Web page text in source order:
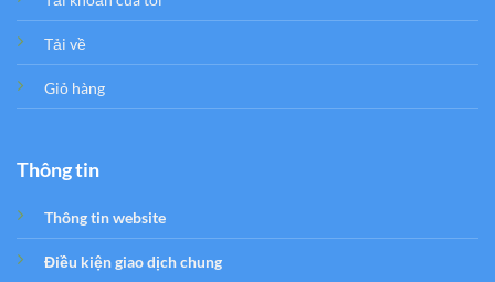
Tải về
Giỏ hàng
Thông tin
Thông tin website
Điều kiện giao dịch chung